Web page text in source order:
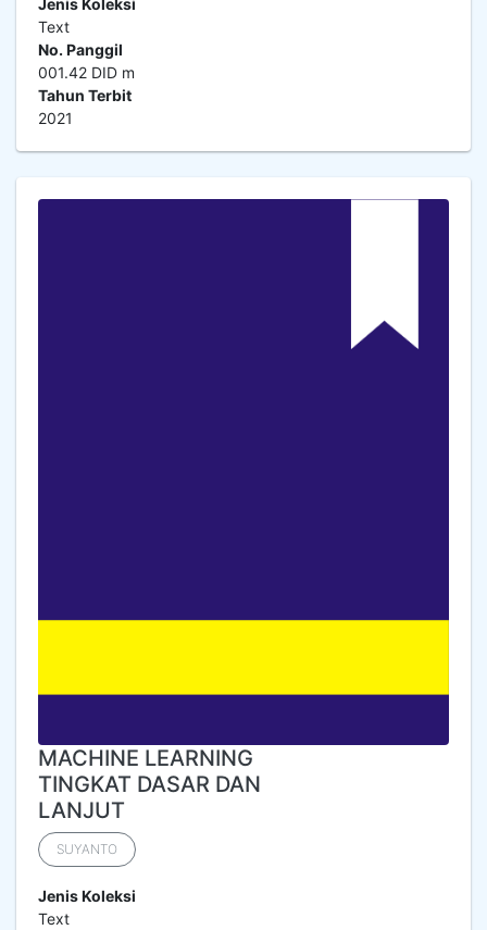
Jenis Koleksi
Text
No. Panggil
001.42 DID m
Tahun Terbit
2021
MACHINE LEARNING
TINGKAT DASAR DAN
LANJUT
SUYANTO
Jenis Koleksi
Text